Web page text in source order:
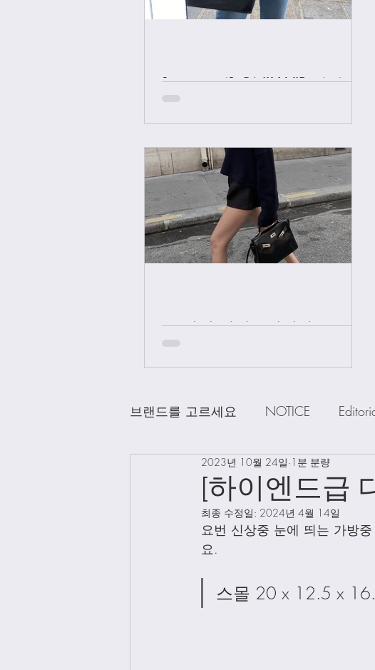
[중요공지] ONLY VIP 샤넬 +
에르메스 올수공
급 차이 알려드립니다.
브랜드를 고르세요 NOTICE
CHANEL DELVAUX DIOR
LV Loro Piana
Bag Charms
[하이엔드급
2023년 10월 24일 1분 분량
최종 수정일: 2024년 4월 14일
요번 신상중 눈에 띄는 가방
요.
스몰 20 x 12.5 x